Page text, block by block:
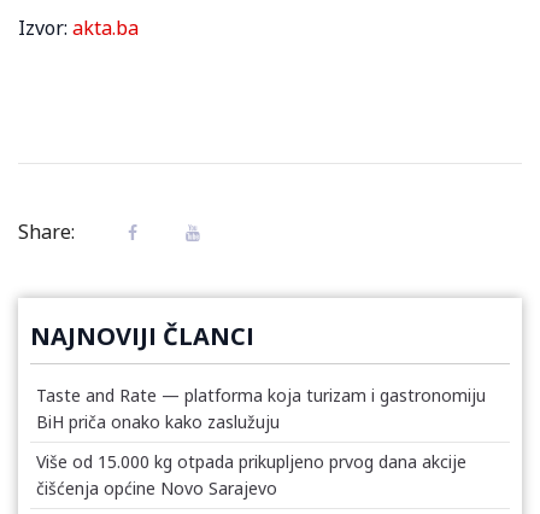
Izvor: akta.ba
Share:
NAJNOVIJI ČLANCI
Taste and Rate — platforma koja turizam i gastronomiju
BiH priča onako kako zaslužuju
Više od 15.000 kg otpada prikupljeno prvog dana akcije
čišćenja općine Novo Sarajevo